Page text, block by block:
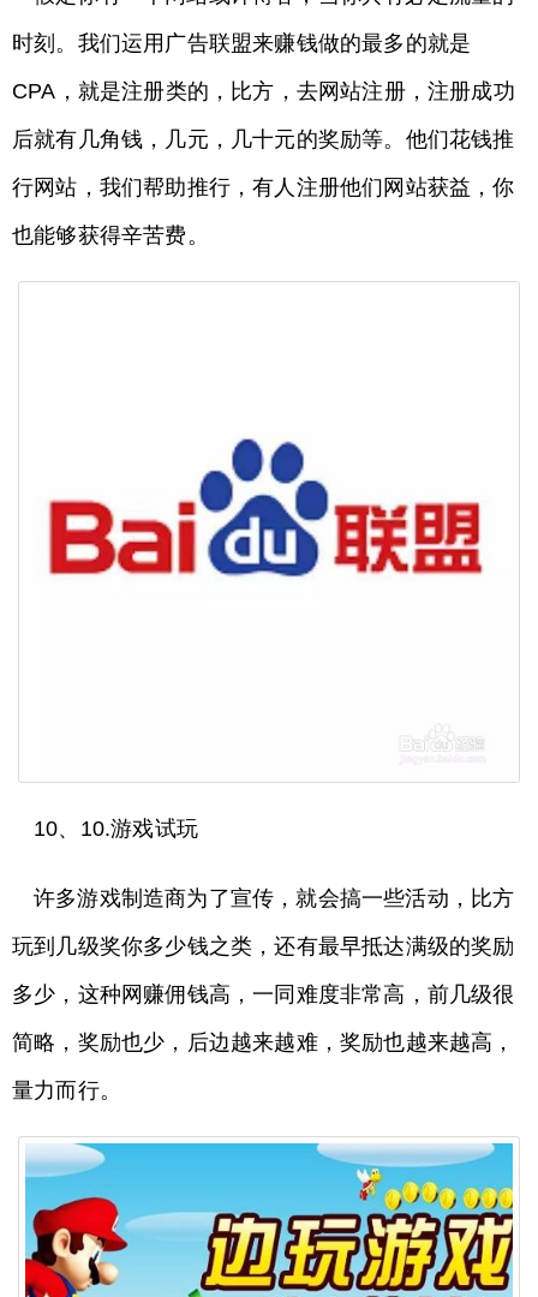
时刻。我们运用广告联盟来赚钱做的最多的就是
CPA，就是注册类的，比方，去网站注册，注册成功
后就有几角钱，几元，几十元的奖励等。他们花钱推
行网站，我们帮助推行，有人注册他们网站获益，你
也能够获得辛苦费。
10、10.游戏试玩
许多游戏制造商为了宣传，就会搞一些活动，比方
玩到几级奖你多少钱之类，还有最早抵达满级的奖励
多少，这种网赚佣钱高，一同难度非常高，前几级很
简略，奖励也少，后边越来越难，奖励也越来越高，
量力而行。